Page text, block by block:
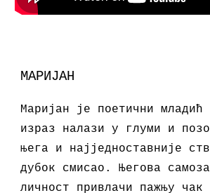
МАРИЈАН
Маријан је поетични младић
израз налази у глуми и
њега и најједноставније
дубок смисао. Његова
личност привлачи пажњу